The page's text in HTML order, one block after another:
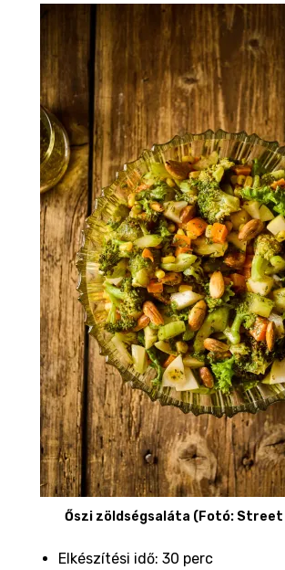
Őszi zöldségsaláta (Fotó:
Elkészítési idő: 30 perc